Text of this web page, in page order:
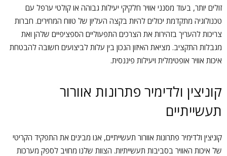
זולים יותר, בעוד מסנני אוויר חלקיקי יעילות גבוהה או קולטי ערפל עם
טכנולוגיה מתקדמת יכולים להיות בקצה העליון של טווח המחירים. חברות
צריכות להעריך בזהירות את הצרכים התפעוליים הספציפיים שלהן ואת
מגבלות התקציב. מציאת האיזון הנכון בין עלות לביצועים חשובה להבטחת
איכות אוויר אופטימלית ויעילות פיננסית.
קוניצין ולדימיר פתרונות אוורור
תעשייתיים
קוניצין ולדימיר פתרונות אוורור תעשייתיים, אנו מבינים את התפקיד הקריטי
של איכות האוויר בסביבות תעשייתיות. הצוות שלנו מחויב לספק מערכות